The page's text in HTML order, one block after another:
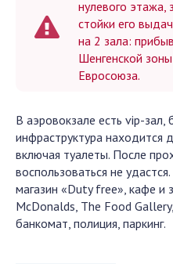
нулевого этажа,
стойки его
на 2 зала:
Шенгенской
Евросоюза.
В аэровокзале есть vip-зал,
инфраструктура находится
включая туалеты. После
воспользоваться не
магазин «Duty free», кафе и
McDonalds, The Food
банкомат, полиция, паркинг.